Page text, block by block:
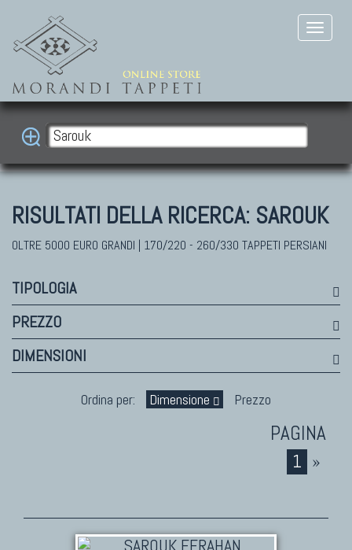
RISULTATI DELLA RICERCA: SAROUK
OLTRE 5000 EURO GRANDI | 170/220 - 260/330 TAPPETI PERSIANI
TIPOLOGIA
PREZZO
DIMENSIONI
Ordina per: Dimensione Prezzo
1 »